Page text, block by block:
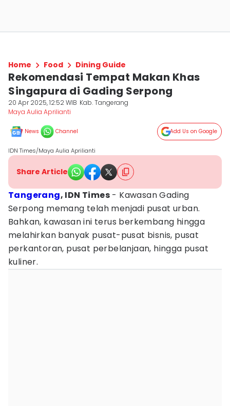
Home Food Dining Guide
Rekomendasi Tempat Makan Khas
Singapura di Gading Serpong
20 Apr 2025, 12:52 WIB Kab. Tangerang
Maya Aulia Aprilianti
News Channel Add Us on Google
IDN Times/Maya Aulia Aprilianti
Share Article
Tangerang, IDN Times - Kawasan Gading
Serpong memang telah menjadi pusat urban.
Bahkan, kawasan ini terus berkembang hingga
melahirkan banyak pusat-pusat bisnis, pusat
perkantoran, pusat perbelanjaan, hingga pusat
kuliner.